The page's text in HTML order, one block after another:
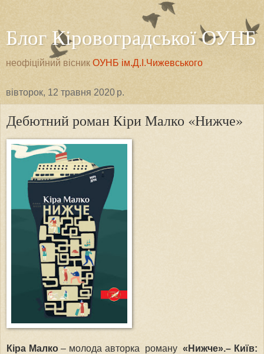
Блог Кіровоградської ОУНБ
неофіційний вісник ОУНБ ім.Д.І.Чижевського
вівторок, 12 травня 2020 р.
Дебютний роман Кіри Малко «Нижче»
Кіра Малко– молода авторка роману «Нижче».– Київ: